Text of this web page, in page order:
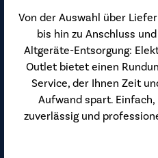
Von der Auswahl über
bis hin zu Anschluss und
Altgeräte-Entsorgung:
Outlet bietet einen
Service, der Ihnen Zeit
Aufwand spart. Einfach,
zuverlässig und